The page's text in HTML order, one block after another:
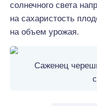
солнечного света
на сахаристость
на объем урожая.
Саженец